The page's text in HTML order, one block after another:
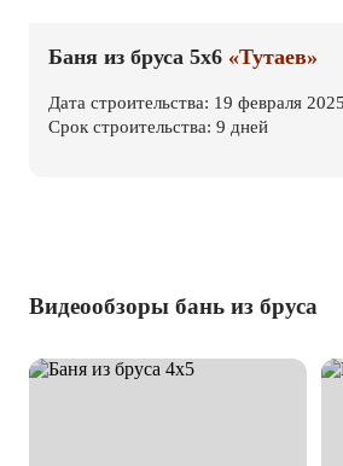
Баня из бруса 5х6 «Тутаев»
Дата строительства: 19 февраля 2025
Срок строительства: 9 дней
Видеообзоры бань из бруса